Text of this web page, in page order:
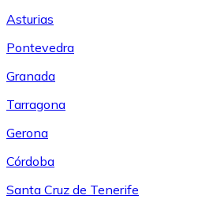
Asturias
Pontevedra
Granada
Tarragona
Gerona
Córdoba
Santa Cruz de Tenerife